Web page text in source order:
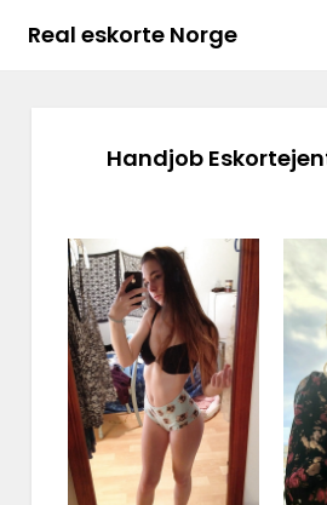
Real eskorte Norge
Handjob